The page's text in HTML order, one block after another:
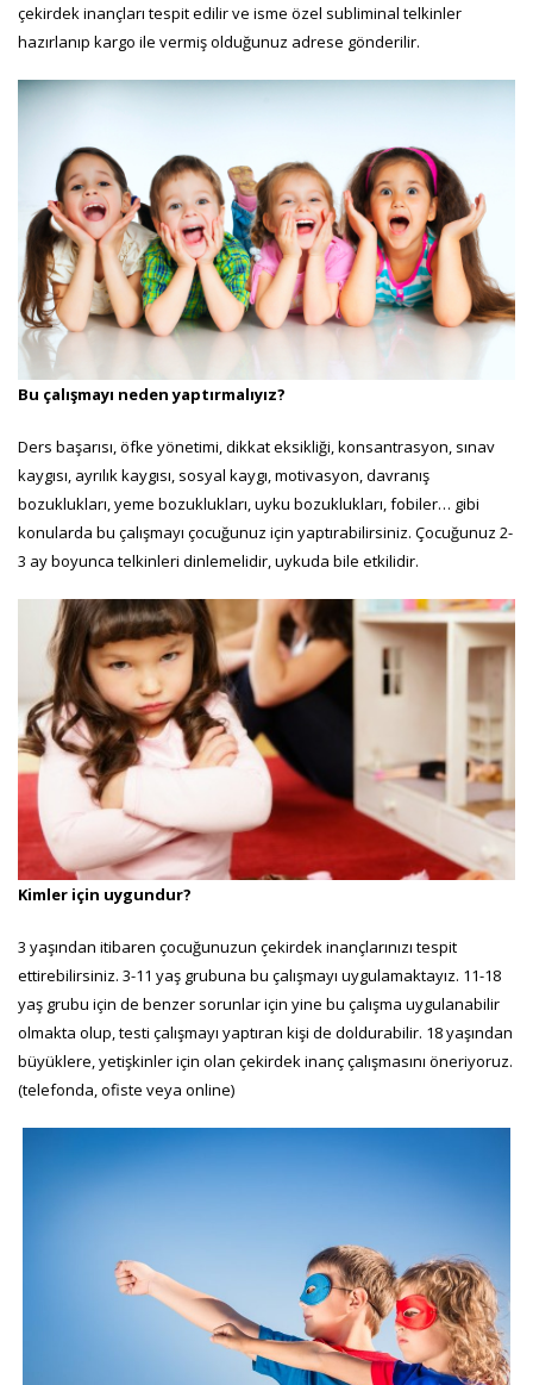
çekirdek inançları tespit edilir ve isme özel subliminal telkinler
hazırlanıp kargo ile vermiş olduğunuz adrese gönderilir.
Bu çalışmayı neden yaptırmalıyız?
Ders başarısı, öfke yönetimi, dikkat eksikliği, konsantrasyon, sınav
kaygısı, ayrılık kaygısı, sosyal kaygı, motivasyon, davranış
bozuklukları, yeme bozuklukları, uyku bozuklukları, fobiler… gibi
konularda bu çalışmayı çocuğunuz için yaptırabilirsiniz. Çocuğunuz 2-
3 ay boyunca telkinleri dinlemelidir, uykuda bile etkilidir.
Kimler için uygundur?
3 yaşından itibaren çocuğunuzun çekirdek inançlarınızı tespit
ettirebilirsiniz. 3-11 yaş grubuna bu çalışmayı uygulamaktayız. 11-18
yaş grubu için de benzer sorunlar için yine bu çalışma uygulanabilir
olmakta olup, testi çalışmayı yaptıran kişi de doldurabilir. 18 yaşından
büyüklere, yetişkinler için olan çekirdek inanç çalışmasını öneriyoruz.
(telefonda, ofiste veya online)